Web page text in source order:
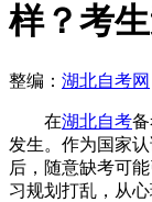
样？考
整编： 湖北自考网
在湖北自考
发生。作为国家
后，随意缺考可
习规划打乱，从